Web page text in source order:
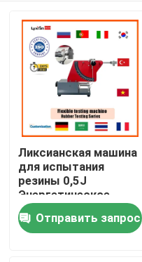
Дом
Товары
Ликсианская машина
для испытания
резины 0,5J
Энергетическое
оборудование для
испытания гибкой
резины резины
Отправить запрос